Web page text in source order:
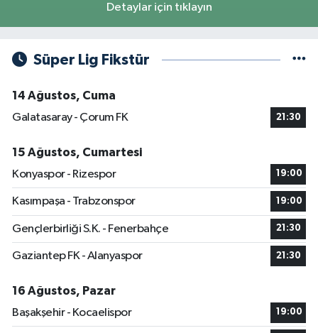
Detaylar için tıklayın
Süper Lig Fikstür
14 Ağustos, Cuma
Galatasaray - Çorum FK
21:30
15 Ağustos, Cumartesi
Konyaspor - Rizespor
19:00
Kasımpaşa - Trabzonspor 19:00
Gençlerbirliği S.K. - Fenerbahçe 21:30
Gaziantep FK - Alanyaspor 21:30
16 Ağustos, Pazar
Başakşehir - Kocaelispor
19:00